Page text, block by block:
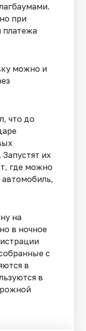
при
платежа
можно и
что до
их
где можно
автомобиль,
на
в ночное
с
в
в